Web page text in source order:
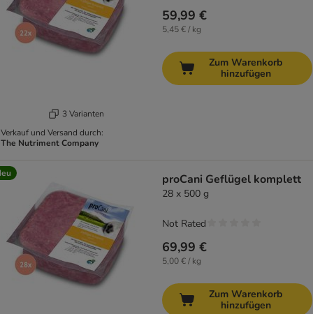
3 Varianten
Verkauf und Versand durch:
The Nutriment Company
59,99 €
5,45 € / kg
Zum Warenkorb
hinzufügen
proCani Geflügel komplett
28 x 500 g
69,99 €
5,00 € / kg
Not Rated
Zum Warenkorb
hinzufügen